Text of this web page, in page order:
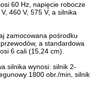
60 Hz, napięcie robocze
460 V, 575 V, a silnika
zamocowana pośrodku
a standardowa
6 cali (15,24 cm).
silnika wynosi: silnik 2-
1800 obr./min, silnik